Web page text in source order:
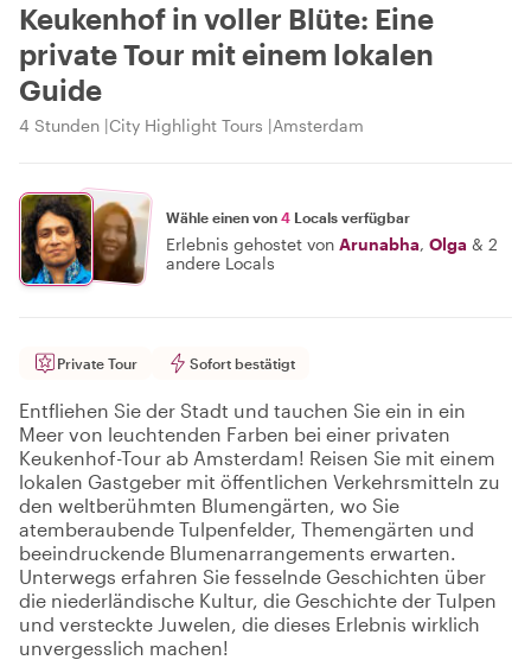
Keukenhof in voller Blüte: Eine
private Tour mit einem lokalen
Guide
4 Stunden City Highlight Tours Amsterdam
Wähle einen von 4 Locals verfügbar
Erlebnis gehostet von Arunabha, Olga & 2
andere Locals
Private Tour Sofort bestätigt
Entfliehen Sie der Stadt und tauchen Sie ein in ein
Meer von leuchtenden Farben bei einer privaten
Keukenhof-Tour ab Amsterdam! Reisen Sie mit einem
lokalen Gastgeber mit öffentlichen Verkehrsmitteln zu
den weltberühmten Blumengärten, wo Sie
atemberaubende Tulpenfelder, Themengärten und
beeindruckende Blumenarrangements erwarten.
Unterwegs erfahren Sie fesselnde Geschichten über
die niederländische Kultur, die Geschichte der Tulpen
und versteckte Juwelen, die dieses Erlebnis wirklich
unvergesslich machen!